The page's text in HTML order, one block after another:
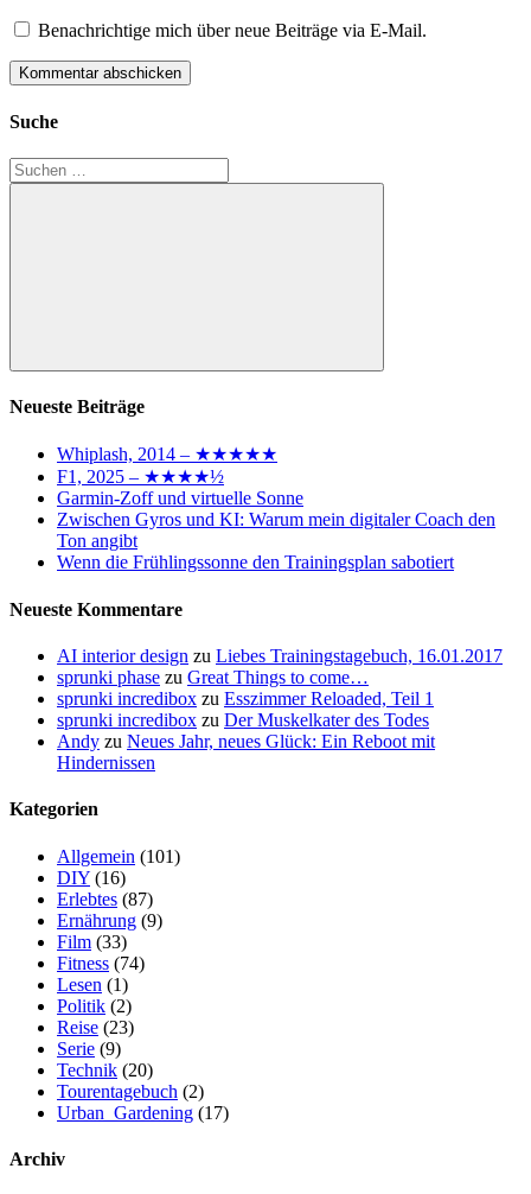
Benachrichtige mich über neue Beiträge via E-Mail.
Suche
Suchen
nach:
Suchen
Neueste Beiträge
Whiplash, 2014 – ★★★★★
F1, 2025 – ★★★★½
Garmin-Zoff und virtuelle Sonne
Zwischen Gyros und KI: Warum mein digitaler Coach den
Ton angibt
Wenn die Frühlingssonne den Trainingsplan sabotiert
Neueste Kommentare
AI interior design zu Liebes Trainingstagebuch, 16.01.2017
sprunki phase zu Great Things to come…
sprunki incredibox zu Esszimmer Reloaded, Teil 1
sprunki incredibox zu Der Muskelkater des Todes
Andy zu Neues Jahr, neues Glück: Ein Reboot mit
Hindernissen
Kategorien
Allgemein (101)
DIY (16)
Erlebtes (87)
Ernährung (9)
Film (33)
Fitness (74)
Lesen (1)
Politik (2)
Reise (23)
Serie (9)
Technik (20)
Tourentagebuch (2)
Urban_Gardening (17)
Archiv